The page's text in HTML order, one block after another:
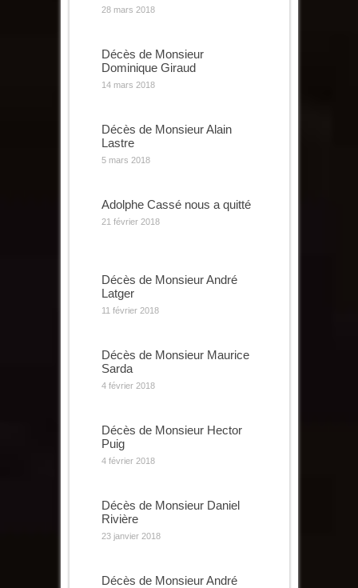
28 mars 2018
Décès de Monsieur
Dominique Giraud
14 mars 2018
Décès de Monsieur Alain
Lastre
5 mars 2018
Adolphe Cassé nous a quitté
21 février 2018
Décès de Monsieur André
Latger
11 février 2018
Décès de Monsieur Maurice
Sarda
4 février 2018
Décès de Monsieur Hector
Puig
4 février 2018
Décès de Monsieur Daniel
Rivière
23 janvier 2018
Décès de Monsieur André